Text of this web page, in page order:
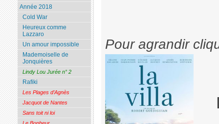
Pour agrandir
Année 2018
Cold War
Heureux comme
Lazzaro
Un amour impossible
Mademoiselle de
Jonquières
Lindy Lou Jurée n° 2
Rafiki
Les Plages d’Agnès
Jacquot de Nantes
Sans toit ni loi